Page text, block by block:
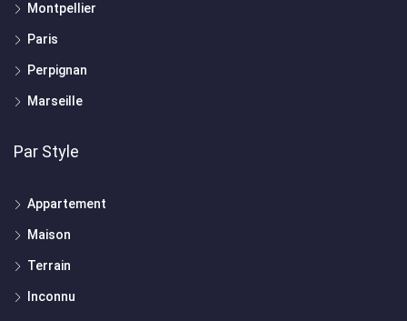
Montpellier
Paris
Perpignan
Marseille
Par Style
Appartement
Maison
Terrain
Inconnu